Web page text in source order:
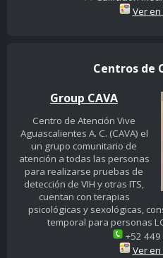
Ver
Centros de
Group CAVA
Centro de Atención Vive
Aguascalientes A. C. (CAVA) el
un grupo comunitario de
atención a todas las personas
para realizarse pruebas de
detección de VIH y otras ITS,
cuentan con terapias
psicológicas y sexológicas,
temporal para personas
+52
Ver